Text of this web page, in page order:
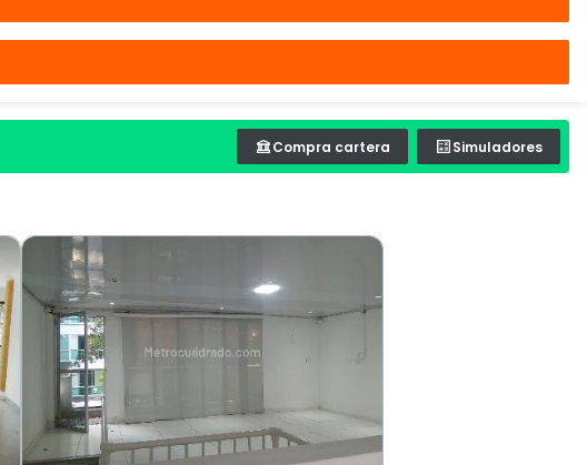
Compra cartera Simuladores